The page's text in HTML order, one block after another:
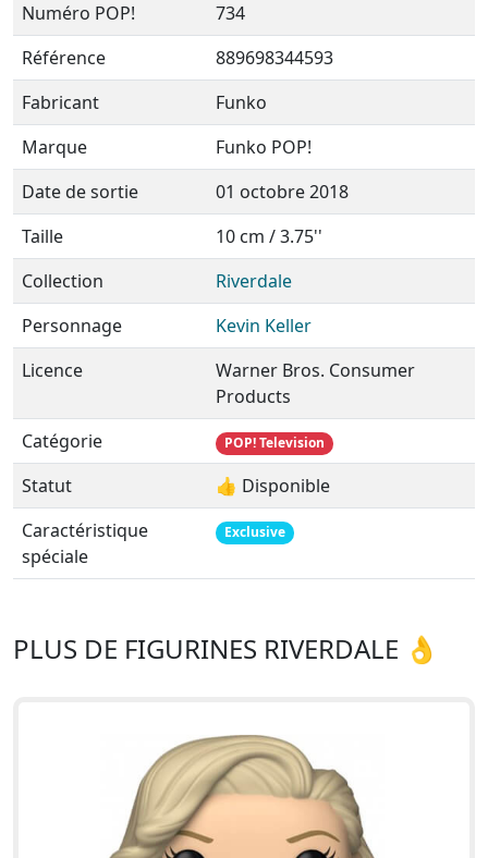
Numéro POP!
734
Référence
889698344593
Fabricant
Funko
Marque
Funko POP!
Date de sortie
01 octobre 2018
Taille
10 cm / 3.75''
Collection
Riverdale
Personnage
Kevin Keller
Licence
Warner Bros. Consumer
Products
Catégorie
POP! Television
Statut
👍 Disponible
Caractéristique
spéciale
Exclusive
PLUS DE FIGURINES RIVERDALE 👌